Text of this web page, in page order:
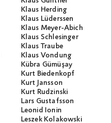
Klaus Herding
Klaus Lüderssen
Klaus Meyer-Abich
Klaus Schlesinger
Klaus Traube
Klaus Vondung
Kübra Gümüşay
Kurt Biedenkopf
Kurt Jansson
Kurt Rudzinski
Lars Gustafsson
Leonid Ionin
Leszek Kolakowski